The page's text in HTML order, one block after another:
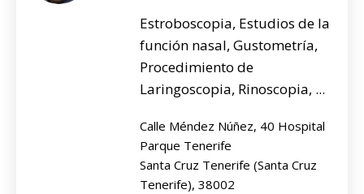
Estroboscopia, Estudios de la
función nasal, Gustometría,
Procedimiento de
Laringoscopia, Rinoscopia, ...
Calle Méndez Núñez, 40 Hospital
Parque Tenerife
Santa Cruz Tenerife (Santa Cruz
Tenerife), 38002